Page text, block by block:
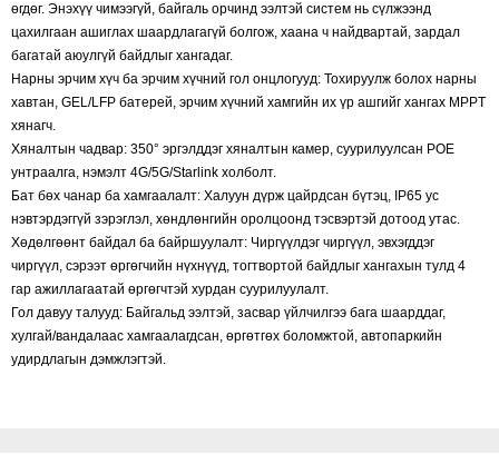
өгдөг. Энэхүү чимээгүй, байгаль орчинд ээлтэй систем нь сүлжээнд
цахилгаан ашиглах шаардлагагүй болгож, хаана ч найдвартай, зардал
багатай аюулгүй байдлыг хангадаг.
Нарны эрчим хүч ба эрчим хүчний гол онцлогууд: Тохируулж болох нарны
хавтан, GEL/LFP батерей, эрчим хүчний хамгийн их үр ашгийг хангах MPPT
хянагч.
Хяналтын чадвар: 350° эргэлддэг хяналтын камер, суурилуулсан POE
унтраалга, нэмэлт 4G/5G/Starlink холболт.
Бат бөх чанар ба хамгаалалт: Халуун дүрж цайрдсан бүтэц, IP65 ус
нэвтэрдэггүй зэрэглэл, хөндлөнгийн оролцоонд тэсвэртэй дотоод утас.
Хөдөлгөөнт байдал ба байршуулалт: Чиргүүлдэг чиргүүл, эвхэгддэг
чиргүүл, сэрээт өргөгчийн нүхнүүд, тогтвортой байдлыг хангахын тулд 4
гар ажиллагаатай өргөгчтэй хурдан суурилуулалт.
Гол давуу талууд: Байгальд ээлтэй, засвар үйлчилгээ бага шаарддаг,
хулгай/вандалаас хамгаалагдсан, өргөтгөх боломжтой, автопаркийн
удирдлагын дэмжлэгтэй.